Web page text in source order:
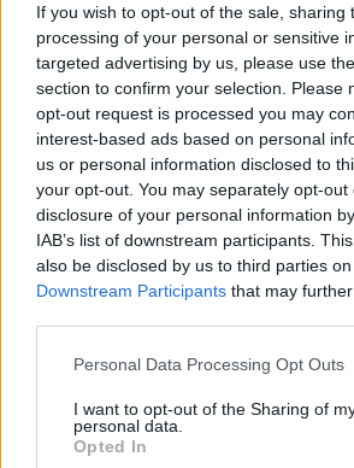
If you wish to opt-out of the sale, sharing
processing of your personal or sensitive
targeted advertising by us, please use
section to confirm your selection. Please
opt-out request is processed you may
interest-based ads based on personal
us or personal information disclosed to
your opt-out. You may separately opt-
disclosure of your personal information
IAB’s list of downstream participants.
also be disclosed by us to third parties
Downstream Participants that may
Personal Data Processing Opt Outs
I want to opt-out of the Sharing of
personal data.
Opted In